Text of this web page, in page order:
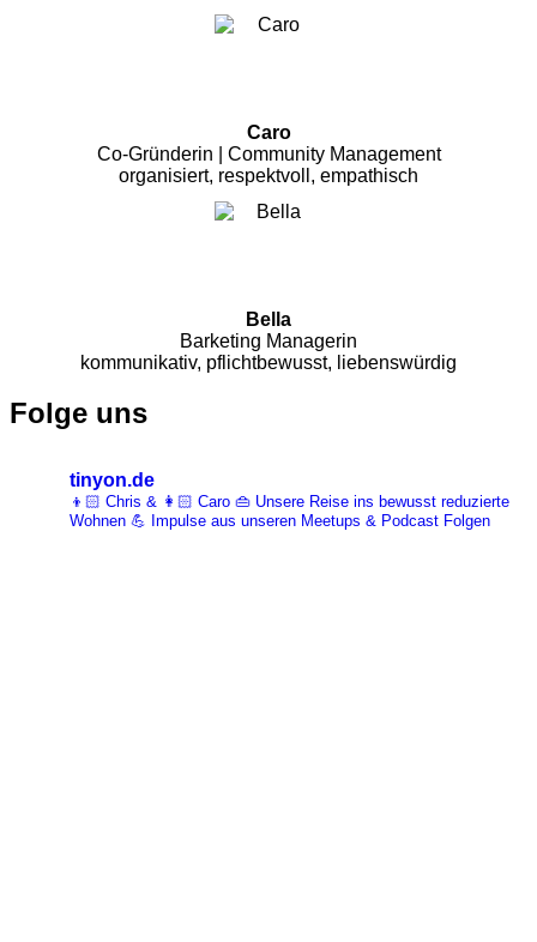
Caro
Co-Gründerin | Community Management
organisiert, respektvoll, empathisch
Bella
Barketing Managerin
kommunikativ, pflichtbewusst, liebenswürdig
Folge uns
tinyon.de
👦🏻 Chris & 👩🏻 Caro 👜 Unsere Reise ins bewusst reduzierte
Wohnen 💪 Impulse aus unseren Meetups & Podcast Folgen